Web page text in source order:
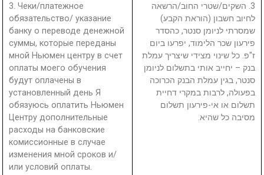
3. Чеки/платежное
обязательство/ указание
банку о переводе денежной
суммы, которые переданы
мной Ньюмен центру в счет
оплаты моего обучения
будут оплачены в
установленный день Я
обязуюсь оплатить Ньюмен
Центру дополнительные
расходы на банковские
комиссионные в случае
изменения мной сроков и/
или условий оплаты.
3. השקים/שטרי החוב/הרשאה
לחיוב חשבון (הוראת הקבע)
שמסרתי לניומן סנטר, כהסדר
פירעון שכר הלימוד, יפרעו ביום
ז"פ. כל שינוי מצידי שיצריך עמלת
בנק – יחייב אותי בתשלום לניומן
סנטר, בגין עמלת הבנק הכרוכה
בפעולה, לרבות במקרי דחיית
תשלום או אי-פירעון תשלום
מסיבה כל שהיא.